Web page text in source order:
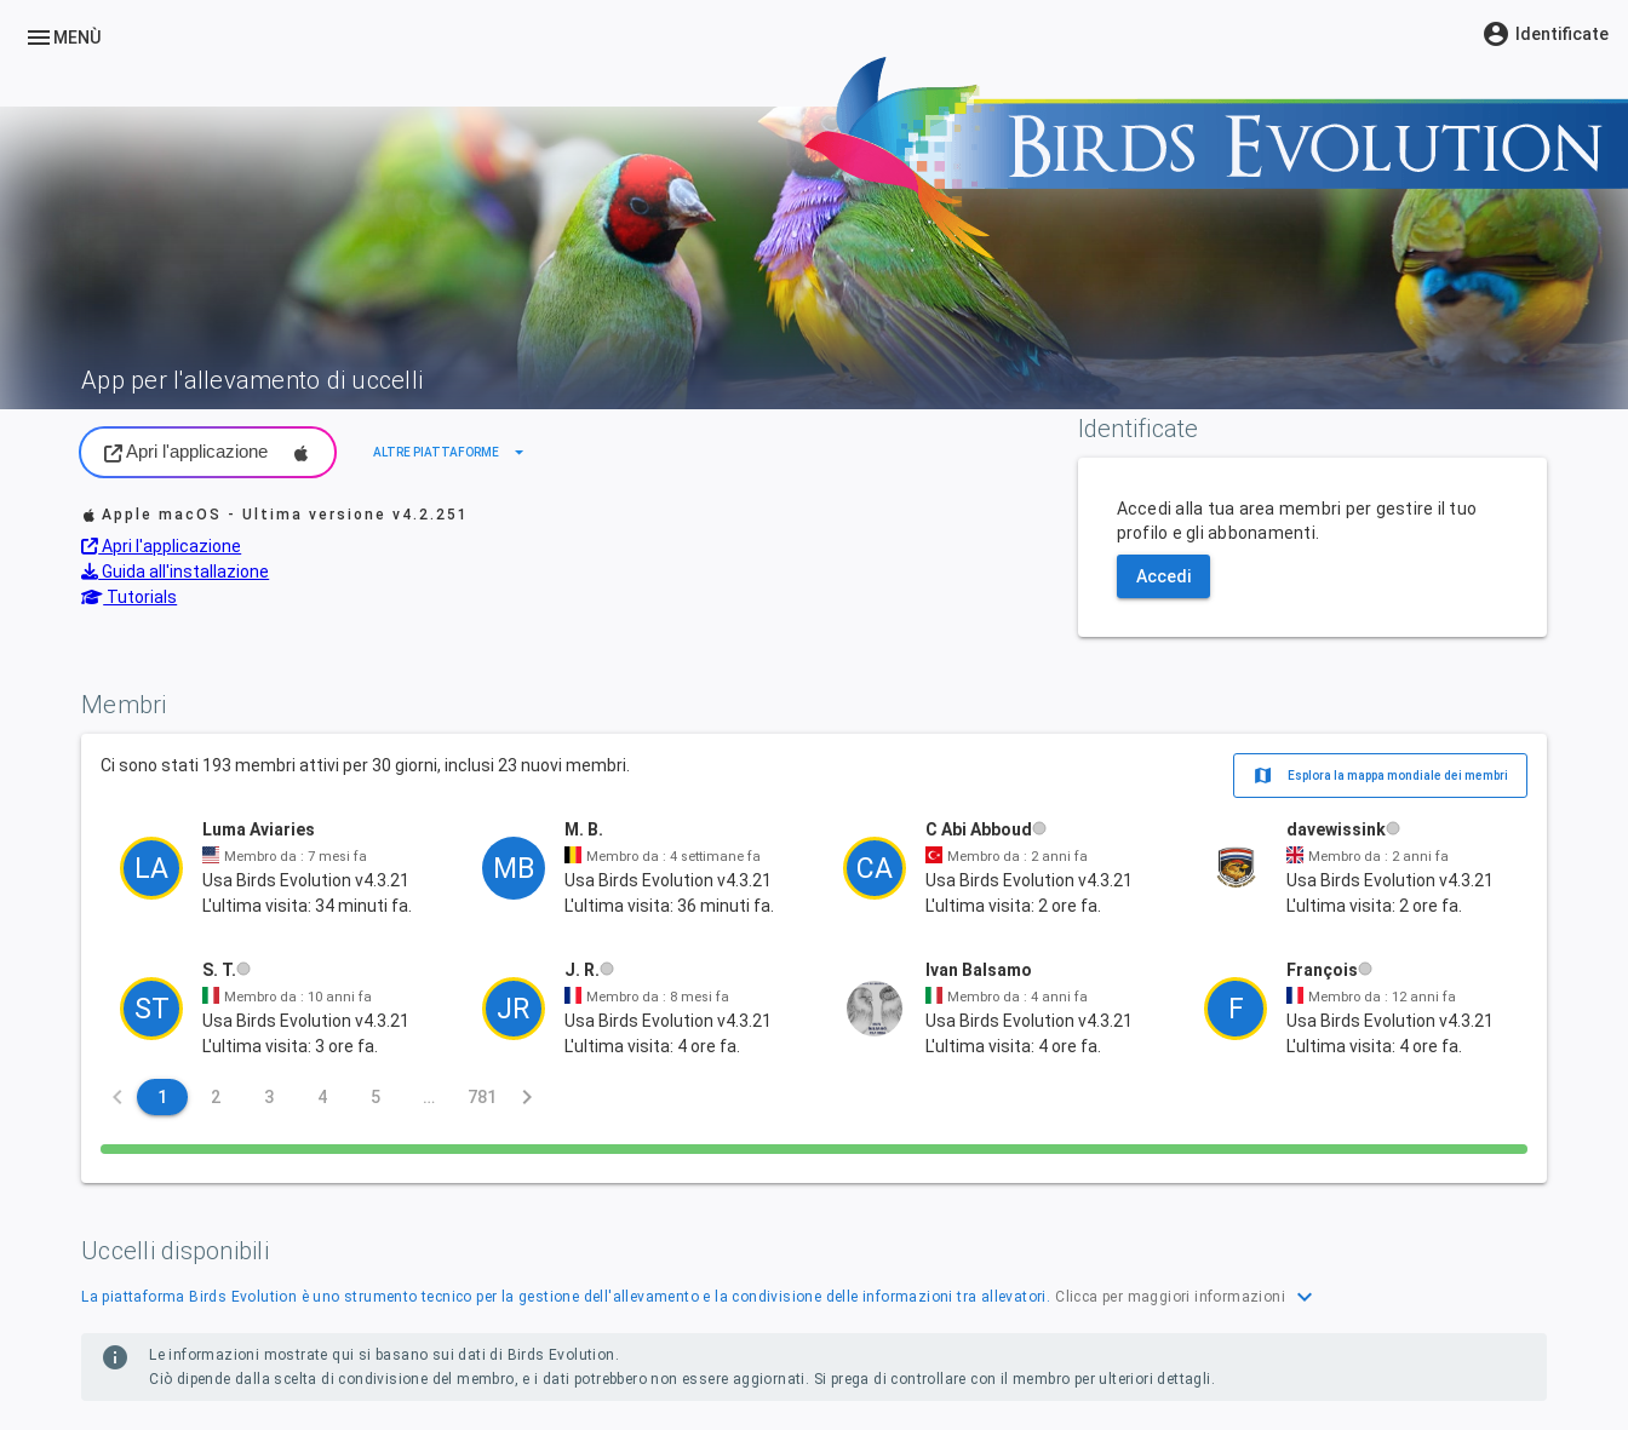
menu MENÙ account_circle Identificate
App per l'allevamento di uccelli
Apri l'applicazione ALTRE PIATTAFORME arrow_drop_down
Apple macOS - Ultima versionev4.2.251
Apri l'applicazione
Guida all'installazione
Tutorials
Identificate
Accedi alla tua area membri per gestire il tuo
profilo e gli abbonamenti.
Accedi
Membri
Ci sono stati 193 membri attivi per 30 giorni, inclusi 23 nuovi membri. map Esplora la mappa mondiale dei membri
LA
Luma Aviaries
Membro da : 7 mesi fa
Usa Birds Evolution v4.3.21
L'ultima visita: 34 minuti fa.
MB
M. B.
Membro da : 4 settimane fa
Usa Birds Evolution v4.3.21
L'ultima visita: 36 minuti fa.
CA
C Abi Abboud
Membro da : 2 anni fa
Usa Birds Evolution v4.3.21
L'ultima visita: 2 ore fa.
davewissink
Membro da : 2 anni fa
Usa Birds Evolution v4.3.21
L'ultima visita: 2 ore fa.
ST
S. T.
Membro da : 10 anni fa
Usa Birds Evolution v4.3.21
L'ultima visita: 3 ore fa.
JR
J. R.
Membro da : 8 mesi fa
Usa Birds Evolution v4.3.21
L'ultima visita: 4 ore fa.
Ivan Balsamo
Membro da : 4 anni fa
Usa Birds Evolution v4.3.21
L'ultima visita: 4 ore fa.
F
François
Membro da : 12 anni fa
Usa Birds Evolution v4.3.21
L'ultima visita: 4 ore fa.
keyboard_arrow_left 1 2 3 4 5 … 781 keyboard_arrow_right
Uccelli disponibili
La piattaforma Birds Evolution è uno strumento tecnico per la gestione dell'allevamento e la condivisione delle informazioni tra allevatori. Clicca per maggiori informazioni expand_more
info
Le informazioni mostrate qui si basano sui dati di Birds Evolution.
Ciò dipende dalla scelta di condivisione del membro, e i dati potrebbero non essere aggiornati. Si prega di controllare con il membro per ulteriori dettagli.